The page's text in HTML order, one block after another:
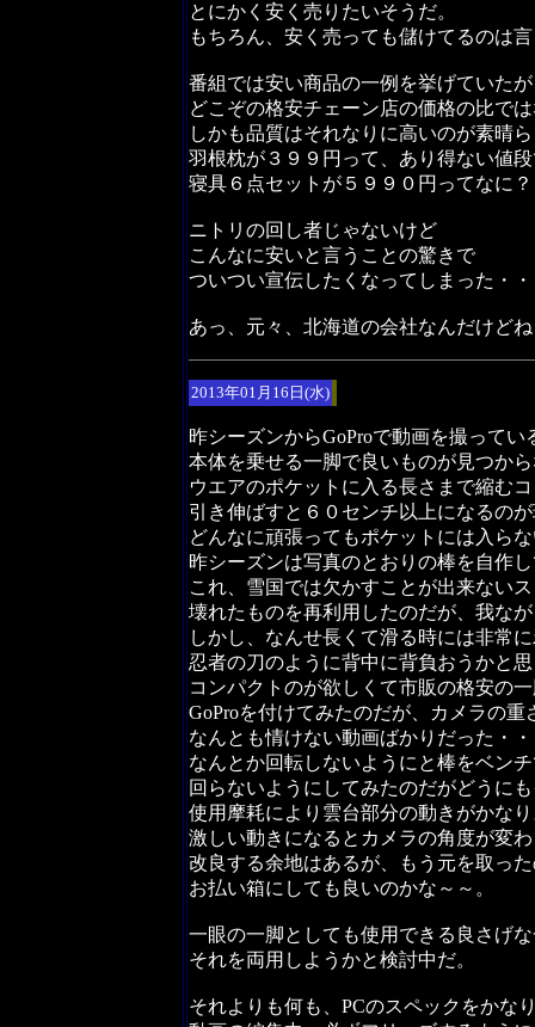
とにかく安く売りたいそうだ。
もちろん、安く売っても儲けてるのは
番組では安い商品の一例を挙げていた
どこぞの格安チェーン店の価格の比で
しかも品質はそれなりに高いのが素晴
羽根枕が３９９円って、あり得ない値
寝具６点セットが５９９０円ってなに
ニトリの回し者じゃないけど
こんなに安いと言うことの驚きで
ついつい宣伝したくなってしまった・
あっ、元々、北海道の会社なんだけど
2013年01月16日(水)
昨シーズンからGoProで動画を撮ってい
本体を乗せる一脚で良いものが見つか
ウエアのポケットに入る長さまで縮む
引き伸ばすと６０センチ以上になるの
どんなに頑張ってもポケットには入ら
昨シーズンは写真のとおりの棒を自作
これ、雪国では欠かすことが出来ない
壊れたものを再利用したのだが、我な
しかし、なんせ長くて滑る時には非常
忍者の刀のように背中に背負おうかと
コンパクトのが欲しくて市販の格安の
GoProを付けてみたのだが、カメラの重
なんとも情けない動画ばかりだった・
なんとか回転しないようにと棒をベン
回らないようにしてみたのだがどうに
使用摩耗により雲台部分の動きがかな
激しい動きになるとカメラの角度が変
改良する余地はあるが、もう元を取っ
お払い箱にしても良いのかな～～。
一眼の一脚としても使用できる良さげ
それを両用しようかと検討中だ。
それよりも何も、PCのスペックをかな